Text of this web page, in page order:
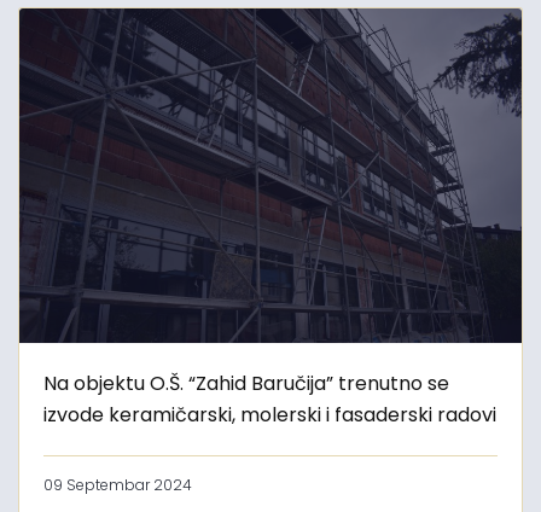
Na objektu O.Š. “Zahid Baručija” trenutno se
izvode keramičarski, molerski i fasaderski radovi
09 Septembar 2024